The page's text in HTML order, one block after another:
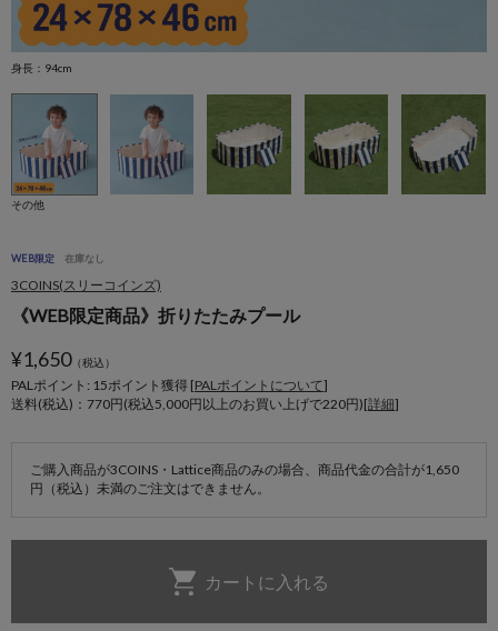
身長：94cm
その他
WEB限定 在庫なし
3COINS(スリーコインズ)
《WEB限定商品》折りたたみプール
¥1,650（税込）
PALポイント: 15ポイント獲得 [PALポイントについて]
送料(税込)：770円(税込5,000円以上のお買い上げで220円)[詳細]
ご購入商品が3COINS・Lattice商品のみの場合、商品代金の合計が1,650
円（税込）未満のご注文はできません。